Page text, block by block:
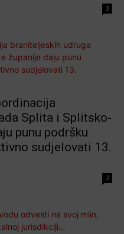
3
Splita i Splitsko-
punu podršku
sudjelovati 13.
2